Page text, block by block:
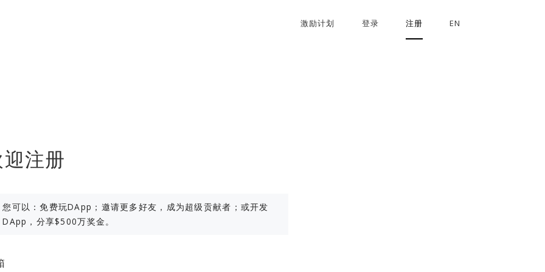
激励计划 登录 注册 EN
注册
您可以：免费玩DApp；邀请更多好友，成为超级贡献者；或开发
DApp，分享$500万奖金。